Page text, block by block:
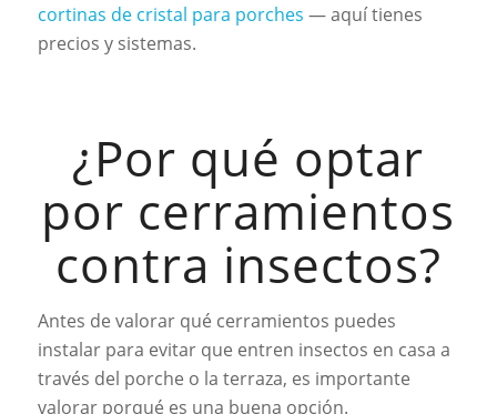
cortinas de cristal para porches — aquí tienes
precios y sistemas.
¿Por qué optar
por cerramientos
contra insectos?
Antes de valorar qué cerramientos puedes
instalar para evitar que entren insectos en casa a
través del porche o la terraza, es importante
valorar porqué es una buena opción.